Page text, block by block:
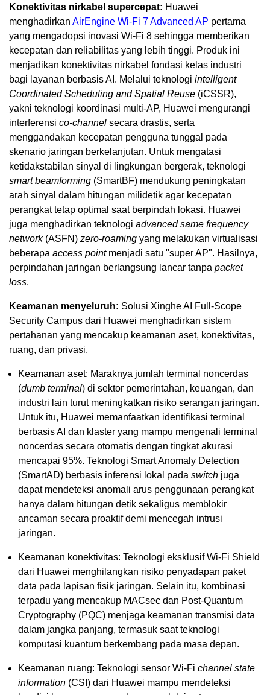
Konektivitas nirkabel supercepat: Huawei
menghadirkan AirEngine Wi-Fi 7 Advanced AP pertama
yang mengadopsi inovasi Wi-Fi 8 sehingga memberikan
kecepatan dan reliabilitas yang lebih tinggi. Produk ini
menjadikan konektivitas nirkabel fondasi kelas industri
bagi layanan berbasis AI. Melalui teknologi intelligent
Coordinated Scheduling and Spatial Reuse (iCSSR),
yakni teknologi koordinasi multi-AP, Huawei mengurangi
interferensi co-channel secara drastis, serta
menggandakan kecepatan pengguna tunggal pada
skenario jaringan berkelanjutan. Untuk mengatasi
ketidakstabilan sinyal di lingkungan bergerak, teknologi
smart beamforming (SmartBF) mendukung peningkatan
arah sinyal dalam hitungan milidetik agar kecepatan
perangkat tetap optimal saat berpindah lokasi. Huawei
juga menghadirkan teknologi advanced same frequency
network(ASFN) zero-roaming yang melakukan virtualisasi
beberapa access pointmenjadi satu "super AP". Hasilnya,
perpindahan jaringan berlangsung lancar tanpa packet
loss.
Keamanan menyeluruh: Solusi Xinghe AI Full-Scope
Security Campus dari Huawei menghadirkan sistem
pertahanan yang mencakup keamanan aset, konektivitas,
ruang, dan privasi.
Keamanan aset: Maraknya jumlah terminal noncerdas
(dumb terminal) di sektor pemerintahan, keuangan, dan
industri lain turut meningkatkan risiko serangan jaringan.
Untuk itu, Huawei memanfaatkan identifikasi terminal
berbasis AI dan klaster yang mampu mengenali terminal
noncerdas secara otomatis dengan tingkat akurasi
mencapai 95%. Teknologi Smart Anomaly Detection
(SmartAD) berbasis inferensi lokal pada switch juga
dapat mendeteksi anomali arus penggunaan perangkat
hanya dalam hitungan detik sekaligus memblokir
ancaman secara proaktif demi mencegah intrusi
jaringan.
Keamanan konektivitas: Teknologi eksklusif Wi-Fi Shield
dari Huawei menghilangkan risiko penyadapan paket
data pada lapisan fisik jaringan. Selain itu, kombinasi
terpadu yang mencakup MACsec dan Post-Quantum
Cryptography (PQC) menjaga keamanan transmisi data
dalam jangka panjang, termasuk saat teknologi
komputasi kuantum berkembang pada masa depan.
Keamanan ruang: Teknologi sensor Wi-Fi channel state
information (CSI) dari Huawei mampu mendeteksi